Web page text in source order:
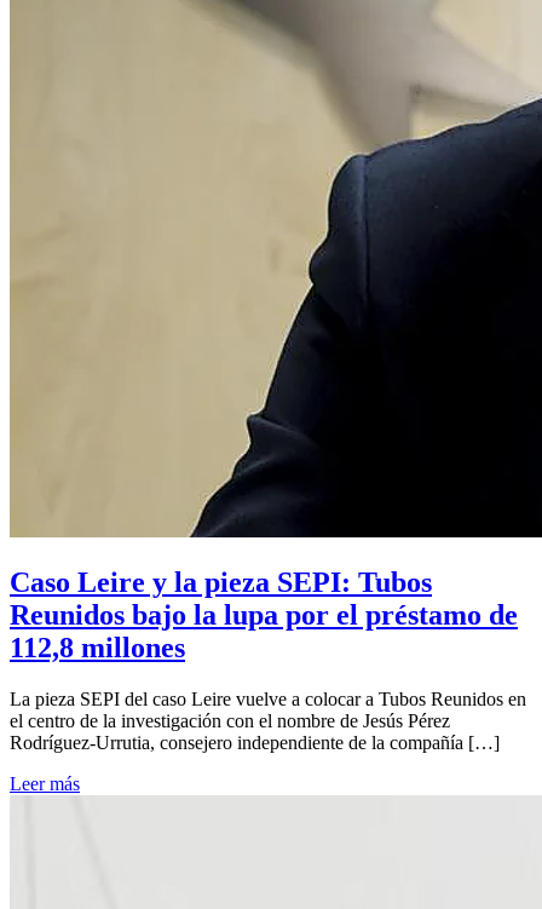
Caso Leire y la pieza SEPI: Tubos
Reunidos bajo la lupa por el préstamo de
112,8 millones
La pieza SEPI del caso Leire vuelve a colocar a Tubos Reunidos en
el centro de la investigación con el nombre de Jesús Pérez
Rodríguez-Urrutia, consejero independiente de la compañía […]
Leer más